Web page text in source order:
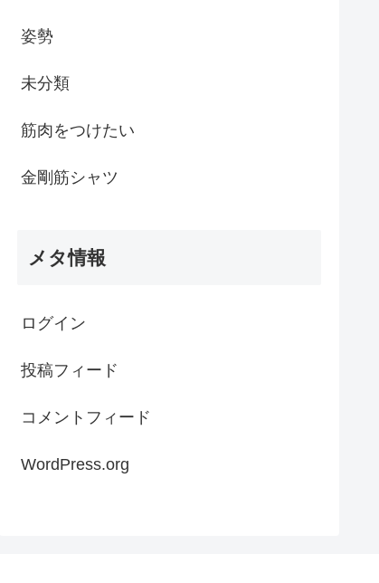
姿勢
未分類
筋肉をつけたい
金剛筋シャツ
メタ情報
ログイン
投稿フィード
コメントフィード
WordPress.org